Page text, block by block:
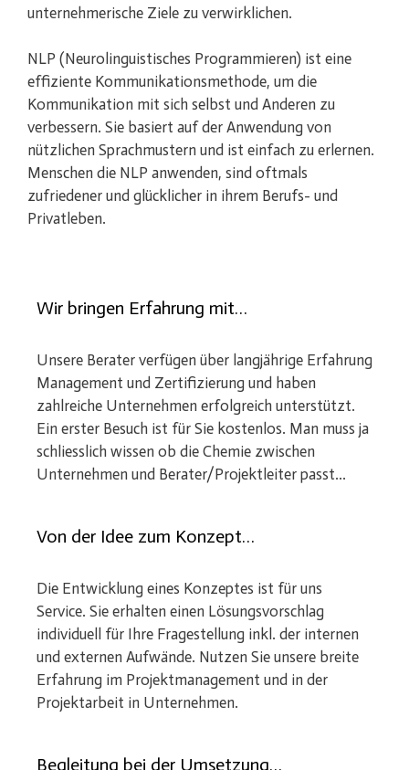
unternehmerische Ziele zu verwirklichen.
NLP (Neurolinguistisches Programmieren) ist eine
effiziente Kommunikationsmethode, um die
Kommunikation mit sich selbst und Anderen zu
verbessern. Sie basiert auf der Anwendung von
nützlichen Sprachmustern und ist einfach zu erlernen.
Menschen die NLP anwenden, sind oftmals
zufriedener und glücklicher in ihrem Berufs- und
Privatleben.
Wir bringen Erfahrung mit…
Unsere Berater verfügen über langjährige Erfahrung
Management und Zertifizierung und haben
zahlreiche Unternehmen erfolgreich unterstützt.
Ein erster Besuch ist für Sie kostenlos. Man muss ja
schliesslich wissen ob die Chemie zwischen
Unternehmen und Berater/Projektleiter passt...
Von der Idee zum Konzept…
Die Entwicklung eines Konzeptes ist für uns
Service. Sie erhalten einen Lösungsvorschlag
individuell für Ihre Fragestellung inkl. der internen
und externen Aufwände. Nutzen Sie unsere breite
Erfahrung im Projektmanagement und in der
Projektarbeit in Unternehmen.
Begleitung bei der Umsetzung…